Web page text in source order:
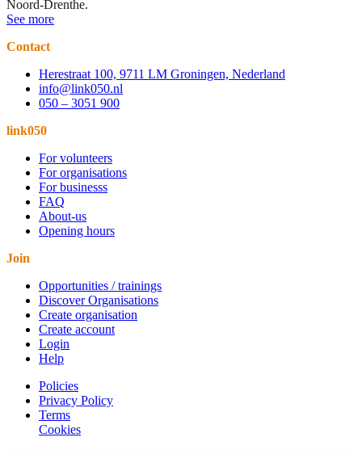
Noord-Drenthe.
See more
Contact
Herestraat 100, 9711 LM Groningen, Nederland
info@link050.nl
050 – 3051 900
link050
For volunteers
For organisations
For businesss
FAQ
About-us
Opening hours
Join
Opportunities / trainings
Discover Organisations
Create organisation
Create account
Login
Help
Policies
Privacy Policy
Terms
Cookies